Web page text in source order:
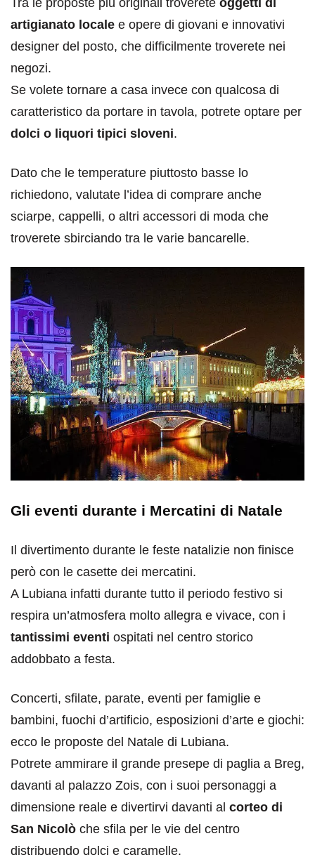
Tra le proposte più originali troverete oggetti di
artigianato locale e opere di giovani e innovativi
designer del posto, che difficilmente troverete nei
negozi.
Se volete tornare a casa invece con qualcosa di
caratteristico da portare in tavola, potrete optare per
dolci o liquori tipici sloveni.
Dato che le temperature piuttosto basse lo
richiedono, valutate l’idea di comprare anche
sciarpe, cappelli, o altri accessori di moda che
troverete sbirciando tra le varie bancarelle.
Gli eventi durante i Mercatini di Natale
Il divertimento durante le feste natalizie non finisce
però con le casette dei mercatini.
A Lubiana infatti durante tutto il periodo festivo si
respira un’atmosfera molto allegra e vivace, con i
tantissimi eventi ospitati nel centro storico
addobbato a festa.
Concerti, sfilate, parate, eventi per famiglie e
bambini, fuochi d’artificio, esposizioni d’arte e giochi:
ecco le proposte del Natale di Lubiana.
Potrete ammirare il grande presepe di paglia a Breg,
davanti al palazzo Zois, con i suoi personaggi a
dimensione reale e divertirvi davanti al corteo di
San Nicolò che sfila per le vie del centro
distribuendo dolci e caramelle.